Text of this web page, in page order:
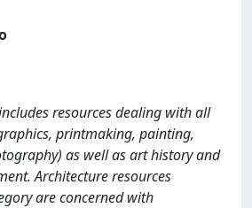
resources dealing with all
printmaking, painting,
as well as art history and
Architecture resources
are concerned with